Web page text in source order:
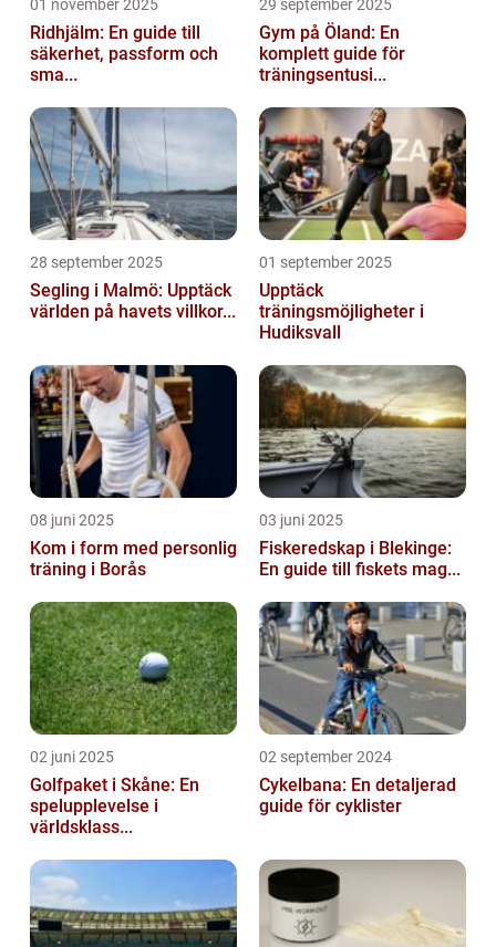
01 november 2025
Ridhjälm: En guide till
säkerhet, passform och
sma...
29 september 2025
Gym på Öland: En
komplett guide för
träningsentusi...
28 september 2025
Segling i Malmö: Upptäck
världen på havets villkor...
01 september 2025
Upptäck
träningsmöjligheter i
Hudiksvall
08 juni 2025
Kom i form med personlig
träning i Borås
03 juni 2025
Fiskeredskap i Blekinge:
En guide till fiskets mag...
02 juni 2025
Golfpaket i Skåne: En
spelupplevelse i
världsklass...
02 september 2024
Cykelbana: En detaljerad
guide för cyklister